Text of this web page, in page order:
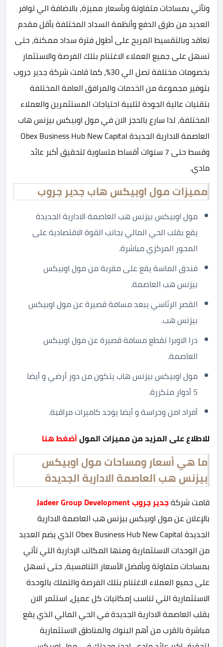
وتأتي بمساحات متفاوتة وبأسعار مميزة، بالاضافة الي توافر
العديد من طرق الدفع وأنظمة السداد المختلفة بأقل مقدم
تعاقد وبالتقسيط المريح على أطول فترة سداد ممكنة، حتى
تسهل على جميع العملاء الاغتنام بتلك الفرصة والاستثمار
بخصومات مختلفة تصل الي 30%، كما قامت شركة جدير جروب
بتوفير مجموعة من الخدمات والمرافق العامة المختلفة
بتقنيات عالية الجودة لتلبية احتياجات المستثمرين والعملاء
المختلفة، لذا سارع بالحجز الان في مول اوبيكس بيزنس هاب
العاصمة الادارية الجديدة Obex Business Hub New Capital
وقسط حتى 7 سنوات أقساط متساوية لتحقيق أكبر عائد
مادي.
مميزات مول اوبيكس هاب جدير جروب
مول اوبيكس بيزنس هب العاصمة الادارية الجديدة
يقع بقلب الحي المالي بجانب القوة الاقتصادية على
المحور المركزي مباشرة.
فندق الماسة يقع على مقربة من مول اوبيكس
بيزنس هب العاصمة.
القصر الرئاسي يبعد مسافة قصيرة عن مول اوبيكس
بيزنس هب.
درا الاوبرا تقطع مسافة قصيرة عن مول اوبيكس
العاصمة.
مول اوبيكس بيزنس هاب يتكون من دور أرضي و أيضا
5 أدوار متكررة.
أفراد امن وحراسة و أيضا يوجد كاميرات مراقبة.
للاطلاع على المزيد من مميزات المولأضغط هنا
ما هي أسعار ومساحات مول اوبيكس
بيزنس هب العاصمة الادارية الجديدة
قامت شركةجدير جروب Jadeer Group Development
بالإعلان عن مول اوبيكس بيزنس هب العاصمة الادارية
الجديدة Obex Business Hub New Capital الذي يضم العديد
من الوحدات الاستثمارية ومنها المكاتب الإدارية التي تأتي
بمساحات متفاوتة وبأفضل الأسعار التنافسية، حتى تسهل
على جميع العملاء الاغتنام بتلك الفرصة والتملك بالوحدة
الاستثمارية التي تناسب إمكانيات كل عميل، استثمر الان
بقلب العاصمة الادارية الجديدة في الحي المالي الذي يقع
مباشرة بالقرب من أهم البنوك والمناطق الاستثمارية